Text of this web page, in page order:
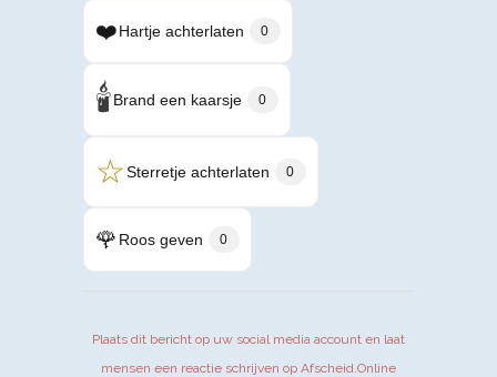
❤️Hartje achterlaten 0
🕯️Brand een kaarsje 0
☆Sterretje achterlaten 0
🌹 Roos geven 0
Plaats dit bericht op uw social media account en laat
mensen een reactie schrijven op Afscheid.Online